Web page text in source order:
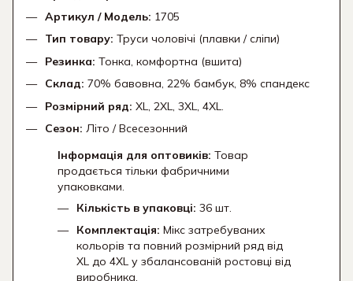
Артикул / Модель: 1705
Тип товару: Труси чоловічі (плавки / сліпи)
Резинка: Тонка, комфортна (вшита)
Склад: 70% бавовна, 22% бамбук, 8% спандекс
Розмірний ряд: XL, 2XL, 3XL, 4XL.
Сезон: Літо / Всесезонний
Інформація для оптовиків: Товар
продається тільки фабричними
упаковками.
Кількість в упаковці: 36 шт.
Комплектація: Мікс затребуваних
кольорів та повний розмірний ряд від
XL до 4XL у збалансованій ростовці від
виробника.